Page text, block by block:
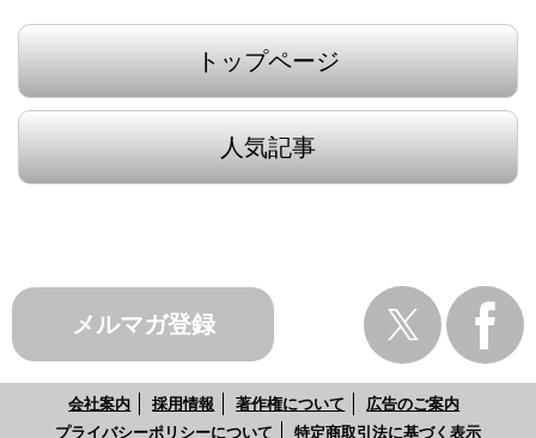
トップページ
人気記事
メルマガ登録
会社案内 採用情報 著作権について
広告のご案内
プライバシーポリシーについて
特定商取引法に基づく表示